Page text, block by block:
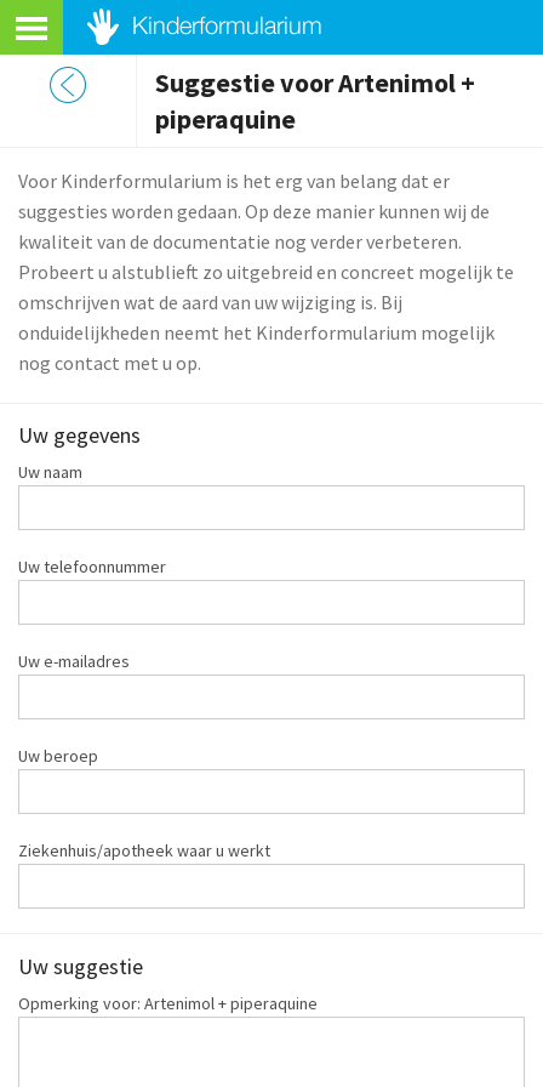
Suggestie voor Artenimol +
piperaquine
Voor Kinderformularium is het erg van belang dat er
suggesties worden gedaan. Op deze manier kunnen wij de
kwaliteit van de documentatie nog verder verbeteren.
Probeert u alstublieft zo uitgebreid en concreet mogelijk te
omschrijven wat de aard van uw wijziging is. Bij
onduidelijkheden neemt het Kinderformularium mogelijk
nog contact met u op.
Uw gegevens
Uw naam
Uw telefoonnummer
Uw e-mailadres
Uw beroep
Ziekenhuis/apotheek waar u werkt
Uw suggestie
Opmerking voor: Artenimol + piperaquine